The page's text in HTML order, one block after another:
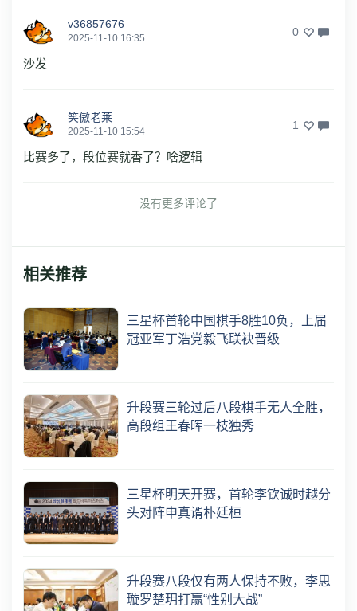
v36857676
2025-11-10 16:35 0
沙发
笑傲老莱
2025-11-10 15:54 1
比赛多了，段位赛就香了？啥逻辑
没有更多评论了
相关推荐
三星杯首轮中国棋手8胜10负，上届
冠亚军丁浩党毅飞联袂晋级
升段赛三轮过后八段棋手无人全胜，
高段组王春晖一枝独秀
三星杯明天开赛，首轮李钦诚时越分
头对阵申真谞朴廷桓
升段赛八段仅有两人保持不败，李思
璇罗楚玥打赢“性别大战”